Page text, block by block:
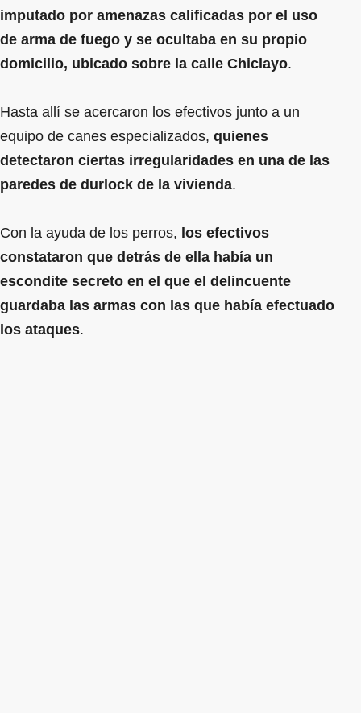
imputado por amenazas calificadas por el uso
de arma de fuego y se ocultaba en su propio
domicilio, ubicado sobre la calle Chiclayo.
Hasta allí se acercaron los efectivos junto a un
equipo de canes especializados, quienes
detectaron ciertas irregularidades en una de las
paredes de durlock de la vivienda.
Con la ayuda de los perros, los efectivos
constataron que detrás de ella había un
escondite secreto en el que el delincuente
guardaba las armas con las que había efectuado
los ataques.